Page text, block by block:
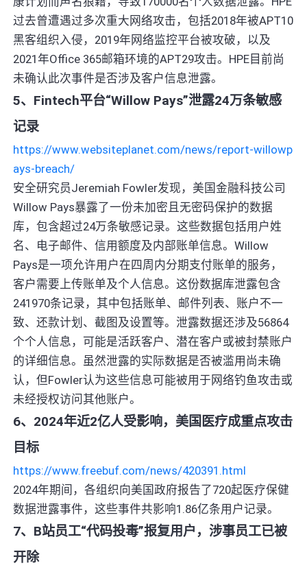
过去曾遭遇过多次重大网络攻击，包括2018年被APT10
黑客组织入侵，2019年网络监控平台被攻破，以及
2021年Office 365邮箱环境的APT29攻击。HPE目前尚
未确认此次事件是否涉及客户信息泄露。
5、Fintech平台“Willow Pays”泄露24万条敏感
记录
https://www.websiteplanet.com/news/report-willowp
ays-breach/
安全研究员Jeremiah Fowler发现，美国金融科技公司
Willow Pays暴露了一份未加密且无密码保护的数据
库，包含超过24万条敏感记录。这些数据包括用户姓
名、电子邮件、信用额度及内部账单信息。Willow
Pays是一项允许用户在四周内分期支付账单的服务，
客户需要上传账单及个人信息。这份数据库泄露包含
241970条记录，其中包括账单、邮件列表、账户不一
致、还款计划、截图及设置等。泄露数据还涉及56864
个个人信息，可能是活跃客户、潜在客户或被封禁账户
的详细信息。虽然泄露的实际数据是否被滥用尚未确
认，但Fowler认为这些信息可能被用于网络钓鱼攻击或
未经授权访问其他账户。
6、2024年近2亿人受影响，美国医疗成重点攻击
目标
https://www.freebuf.com/news/420391.html
2024年期间，各组织向美国政府报告了720起医疗保健
数据泄露事件，这些事件共影响1.86亿条用户记录。
7、B站员工“代码投毒”报复用户，涉事员工已被
开除